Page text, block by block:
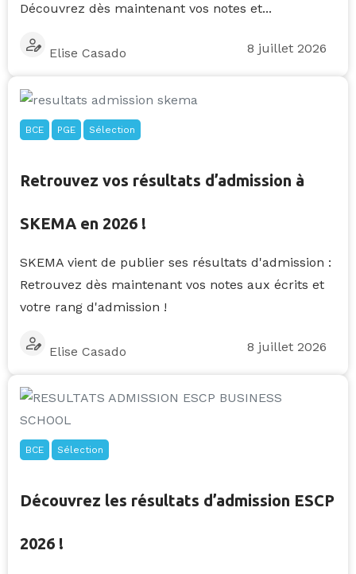
Découvrez dès maintenant vos notes et...
Elise Casado 8 juillet 2026
BCE PGE Sélection
Retrouvez vos résultats d’admission à
SKEMA en 2026 !
SKEMA vient de publier ses résultats d'admission :
Retrouvez dès maintenant vos notes aux écrits et
votre rang d'admission !
Elise Casado 8 juillet 2026
BCE Sélection
Découvrez les résultats d’admission ESCP
2026 !